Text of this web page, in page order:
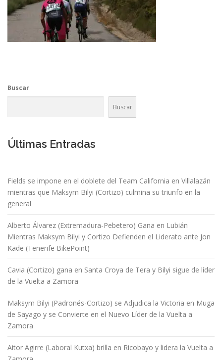
Buscar
Buscar
Últimas Entradas
Fields se impone en el doblete del Team California en Villalazán
mientras que Maksym Bilyi (Cortizo) culmina su triunfo en la
general
Alberto Álvarez (Extremadura-Pebetero) Gana en Lubián
Mientras Maksym Bilyi y Cortizo Defienden el Liderato ante Jon
Kade (Tenerife BikePoint)
Cavia (Cortizo) gana en Santa Croya de Tera y Bilyi sigue de líder
de la Vuelta a Zamora
Maksym Bilyi (Padronés-Cortizo) se Adjudica la Victoria en Muga
de Sayago y se Convierte en el Nuevo Líder de la Vuelta a
Zamora
Aitor Agirre (Laboral Kutxa) brilla en Ricobayo y lidera la Vuelta a